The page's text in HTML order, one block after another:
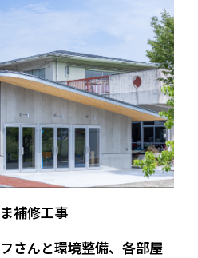
補修工事
さんと環境整備、各部屋